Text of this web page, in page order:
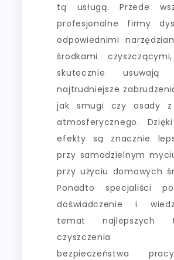
tą usługą. Przede
profesjonalne firmy
odpowiednimi
środkami
skutecznie usuwają
najtrudniejsze
jak smugi czy osady z
atmosferycznego.
efekty są znacznie
przy samodzielnym
przy użyciu domowych
Ponadto specjaliści
doświadczenie i
temat najlepszych
czyszczenia
bezpieczeństwa